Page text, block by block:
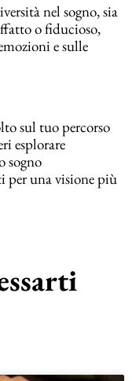
nel sogno, sia
o fiducioso,
e sulle
sul tuo percorso
esplorare
sogno
per una visione più